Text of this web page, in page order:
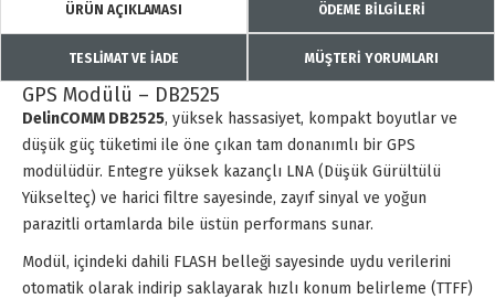
ÜRÜN AÇIKLAMASI ÖDEME BİLGİLERİ
TESLİMAT VE İADE MÜŞTERİ YORUMLARI
GPS Modülü – DB2525
DelinCOMM DB2525, yüksek hassasiyet, kompakt boyutlar ve
düşük güç tüketimi ile öne çıkan tam donanımlı bir GPS
modülüdür. Entegre yüksek kazançlı LNA (Düşük Gürültülü
Yükselteç) ve harici filtre sayesinde, zayıf sinyal ve yoğun
parazitli ortamlarda bile üstün performans sunar.
Modül, içindeki dahili FLASH belleği sayesinde uydu verilerini
otomatik olarak indirip saklayarak hızlı konum belirleme (TTFF)